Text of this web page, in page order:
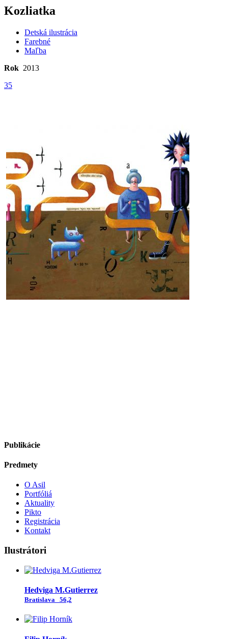
Kozliatka
Detská ilustrácia
Farebné
Maľba
Rok 2013
35
Publikácie
Predmety
O Asil
Portfóliá
Aktuality
Pikto
Registrácia
Kontakt
Ilustrátori
Hedviga M.Gutierrez
Bratislava 56,2